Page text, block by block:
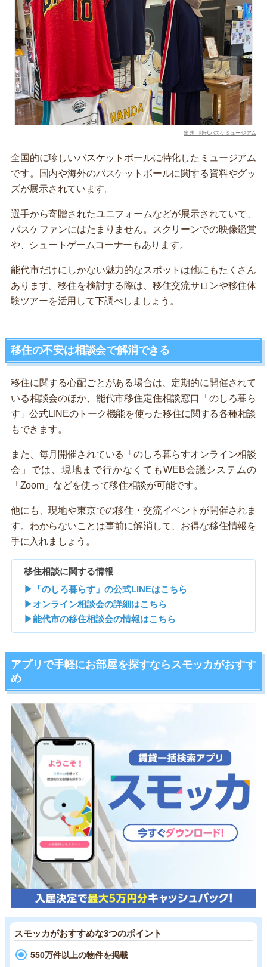
出典：能代バスケミュージアム
全国的に珍しいバスケットボールに特化したミュージアム
です。国内や海外のバスケットボールに関する資料やグッ
ズが展示されています。
選手から寄贈されたユニフォームなどが展示されていて、
バスケファンにはたまりません。スクリーンでの映像鑑賞
や、シュートゲームコーナーもあります。
能代市だけにしかない魅力的なスポットは他にもたくさん
あります。移住を検討する際は、移住交流サロンや移住体
験ツアーを活用して下調べしましょう。
移住の不安は相談会で解消できる
移住に関する心配ごとがある場合は、定期的に開催されて
いる相談会のほか、能代市移住定住相談窓口「のしろ暮ら
す」公式LINEのトーク機能を使った移住に関する各種相談
もできます。
また、毎月開催されている「のしろ暮らすオンライン相談
会」では、現地まで行かなくてもWEB会議システムの
「Zoom」などを使って移住相談が可能です。
他にも、現地や東京での移住・交流イベントが開催されま
す。わからないことは事前に解消して、お得な移住情報を
手に入れましょう。
移住相談に関する情報
▶「のしろ暮らす」の公式LINEはこちら
▶オンライン相談会の詳細はこちら
▶能代市の移住相談会の情報はこちら
アプリで手軽にお部屋を探すならスモッカがおすす
め
スモッカがおすすめな3つのポイント
550万件以上の物件を掲載